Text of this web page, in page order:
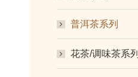
普洱茶系列
花茶/调味茶系列